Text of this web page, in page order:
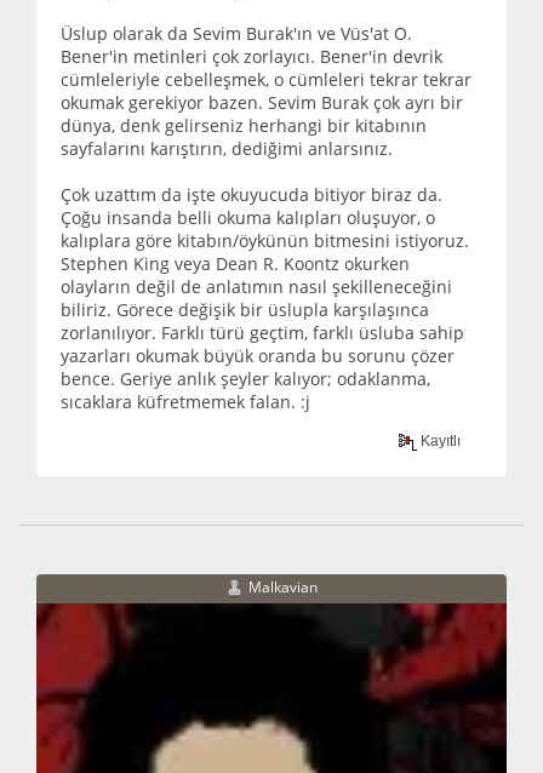
Üslup olarak da Sevim Burak'ın ve Vüs'at O.
Bener'in metinleri çok zorlayıcı. Bener'in devrik
cümleleriyle cebelleşmek, o cümleleri tekrar tekrar
okumak gerekiyor bazen. Sevim Burak çok ayrı bir
dünya, denk gelirseniz herhangi bir kitabının
sayfalarını karıştırın, dediğimi anlarsınız.
Çok uzattım da işte okuyucuda bitiyor biraz da.
Çoğu insanda belli okuma kalıpları oluşuyor, o
kalıplara göre kitabın/öykünün bitmesini istiyoruz.
Stephen King veya Dean R. Koontz okurken
olayların değil de anlatımın nasıl şekilleneceğini
biliriz. Görece değişik bir üslupla karşılaşınca
zorlanılıyor. Farklı türü geçtim, farklı üsluba sahip
yazarları okumak büyük oranda bu sorunu çözer
bence. Geriye anlık şeyler kalıyor; odaklanma,
sıcaklara küfretmemek falan. :j
Kayıtlı
Malkavian